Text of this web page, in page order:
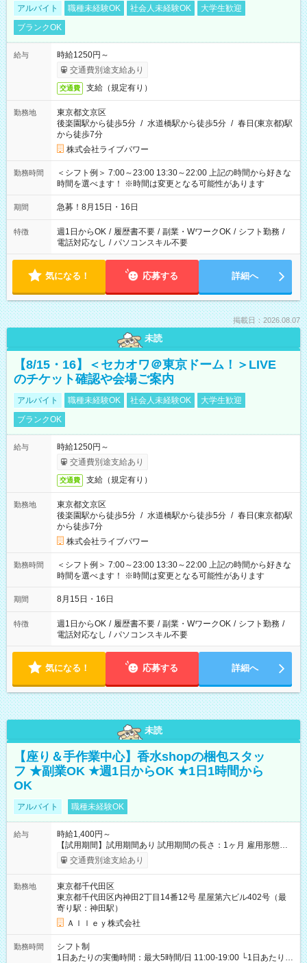
アルバイト 職種未経験OK 社会人未経験OK
大学生歓迎
ブランクOK
給与
時給1250円～
交通費別途支給あり
交通費 支給（規定有り）
勤務地
東京都文京区
後楽園駅から徒歩5分 / 水道橋駅から徒歩5分 / 春日(東京都)駅
から徒歩7分
株式会社ライブパワー
勤務時間
＜シフト例＞ 7:00～23:00 13:30～22:00 上記の時間から好きな
時間を選べます！ ※時間は変更となる可能性があります
期間 急募！8月15日・16日
特徴 週1日からOK / 履歴書不要 / 副業・WワークOK / シフト勤務 /
電話対応なし / パソコンスキル不要
気になる！ 応募する 詳細へ
掲載日：2026.08.07
未読
【8/15・16】＜セカオワ＠東京ドーム！＞LIVE
のチケット確認や会場ご案内
アルバイト 職種未経験OK 社会人未経験OK
大学生歓迎
ブランクOK
給与
時給1250円～
交通費別途支給あり
交通費 支給（規定有り）
勤務地
東京都文京区
後楽園駅から徒歩5分 / 水道橋駅から徒歩5分 / 春日(東京都)駅
から徒歩7分
株式会社ライブパワー
勤務時間
＜シフト例＞ 7:00～23:00 13:30～22:00 上記の時間から好きな
時間を選べます！ ※時間は変更となる可能性があります
期間 8月15日・16日
特徴 週1日からOK / 履歴書不要 / 副業・WワークOK / シフト勤務 /
電話対応なし / パソコンスキル不要
気になる！ 応募する 詳細へ
未読
【座り＆手作業中心】香水shopの梱包スタッ
フ ★副業OK ★週1日からOK ★1日1時間から
OK
アルバイト 職種未経験OK
給与
時給1,400円～
【試用期間】試用期間あり 試用期間の長さ：1ヶ月 雇用形態、
給与は本採用時と同じです。
交通費別途支給あり
勤務地
東京都千代田区
東京都千代田区内神田2丁目14番12号 星屋第六ビル402号（最
寄り駅：神田駅）
Ａｌｌｅｙ株式会社
勤務時間
シフト制
1日あたりの実働時間：最大5時間/日 11:00-19:00 └1日あたりの